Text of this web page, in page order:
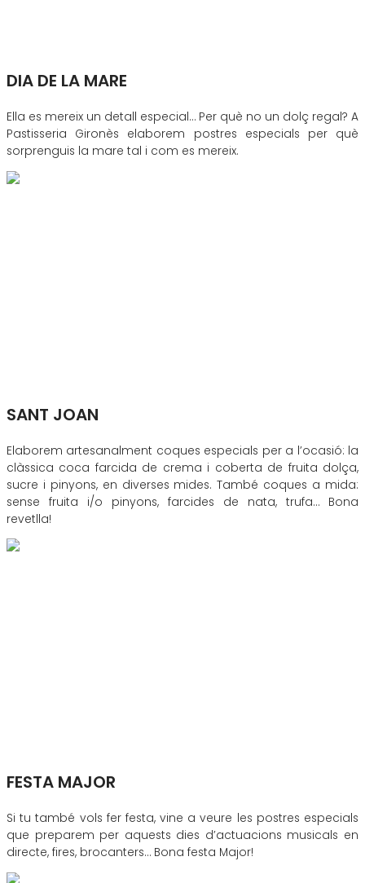
DIA DE LA MARE
Ella es mereix un detall especial… Per què no un dolç regal? A
Pastisseria Gironès elaborem postres especials per què
sorprenguis la mare tal i com es mereix.
SANT JOAN
Elaborem artesanalment coques especials per a l’ocasió: la
clàssica coca farcida de crema i coberta de fruita dolça,
sucre i pinyons, en diverses mides. També coques a mida:
sense fruita i/o pinyons, farcides de nata, trufa… Bona
revetlla!
FESTA MAJOR
Si tu també vols fer festa, vine a veure les postres especials
que preparem per aquests dies d’actuacions musicals en
directe, fires, brocanters… Bona festa Major!